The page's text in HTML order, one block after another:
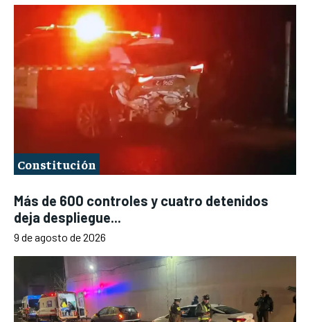
Constitución
Más de 600 controles y cuatro detenidos
deja despliegue...
9 de agosto de 2026